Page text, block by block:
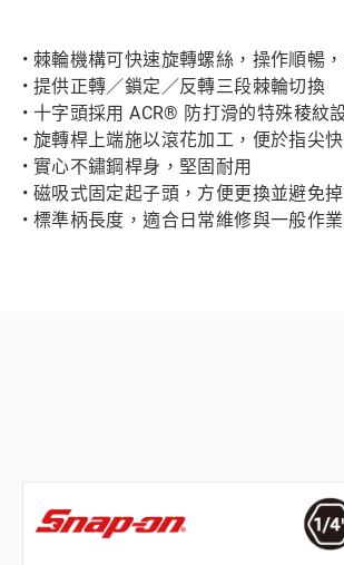
• 棘輪機構可快速旋轉螺絲，操作順暢
• 提供正轉／鎖定／反轉三段棘輪切換
• 十字頭採用 ACR® 防打滑的特殊稜
• 旋轉桿上端施以滾花加工，便於指尖
• 實心不鏽鋼桿身，堅固耐用
• 磁吸式固定起子頭，方便更換並避免
• 標準柄長度，適合日常維修與一般作